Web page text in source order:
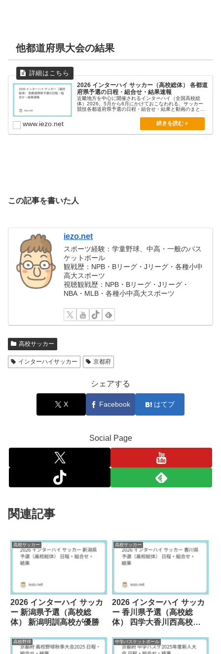
他都道府県大会の結果
2026 インターハイ サッカー（高校総体） 各都道
府県予選の日程・組合せ・結果速報
近畿地方を中心に開催されるインターハイ（全国高校総
体）2026。5月から6月にかけておこなわれる、サッカー
競技各都道府県予選の日程・組合せ・結果と動画のまとめ
www.iezo.net
この記事を書いた人
iezo.net
スポーツ経験：学童野球、中高・一般のバス
ケットボール
観戦歴：NPB・Bリーグ・Jリーグ・各種小中
高大スポーツ
視聴観戦歴：NPB・Bリーグ・Jリーグ・
NBA・MLB・各種小中高大スポーツ
高校サッカー
インターハイサッカー 京都府
シェアする
X Facebook はてブ
Social Page
関連記事
高校サッカー
2026 インターハイ サッカ
ー 新潟県予選（高校総
体） 新潟明訓高校が優勝
高校サッカー
2026 インターハイ サッカ
ー 香川県予選（高校総
体） 四学大香川西高校が
高校野球 中学バスケットボール